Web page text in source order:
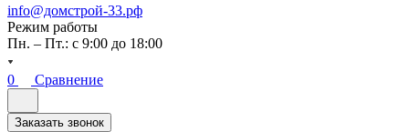
info@домстрой-33.рф
Режим работы
Пн. – Пт.: с 9:00 до 18:00
0 Сравнение
Заказать звонок